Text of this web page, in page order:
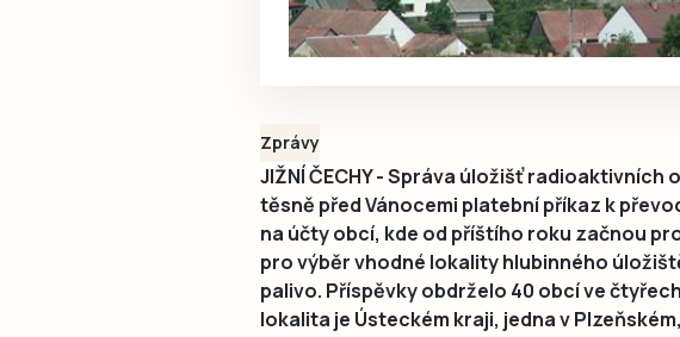
Zprávy
JIŽNÍ ČECHY - Správa úložišť radioaktivních
těsně před Vánocemi platební příkaz k
na účty obcí, kde od příštího roku začnou
pro výběr vhodné lokality hlubinného
palivo. Příspěvky obdrželo 40 obcí ve
lokalita je Ústeckém kraji, jedna v